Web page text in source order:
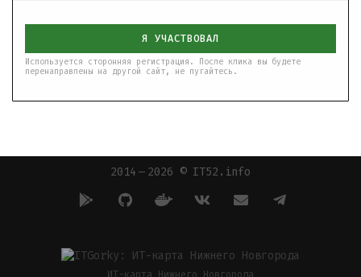
Я УЧАСТВОВАЛ
Используется сторонняя регистрация. После клика вы будете
перенаправлены на другой сайт, не пугайтесь.
2014 — 2026 © IT52.info